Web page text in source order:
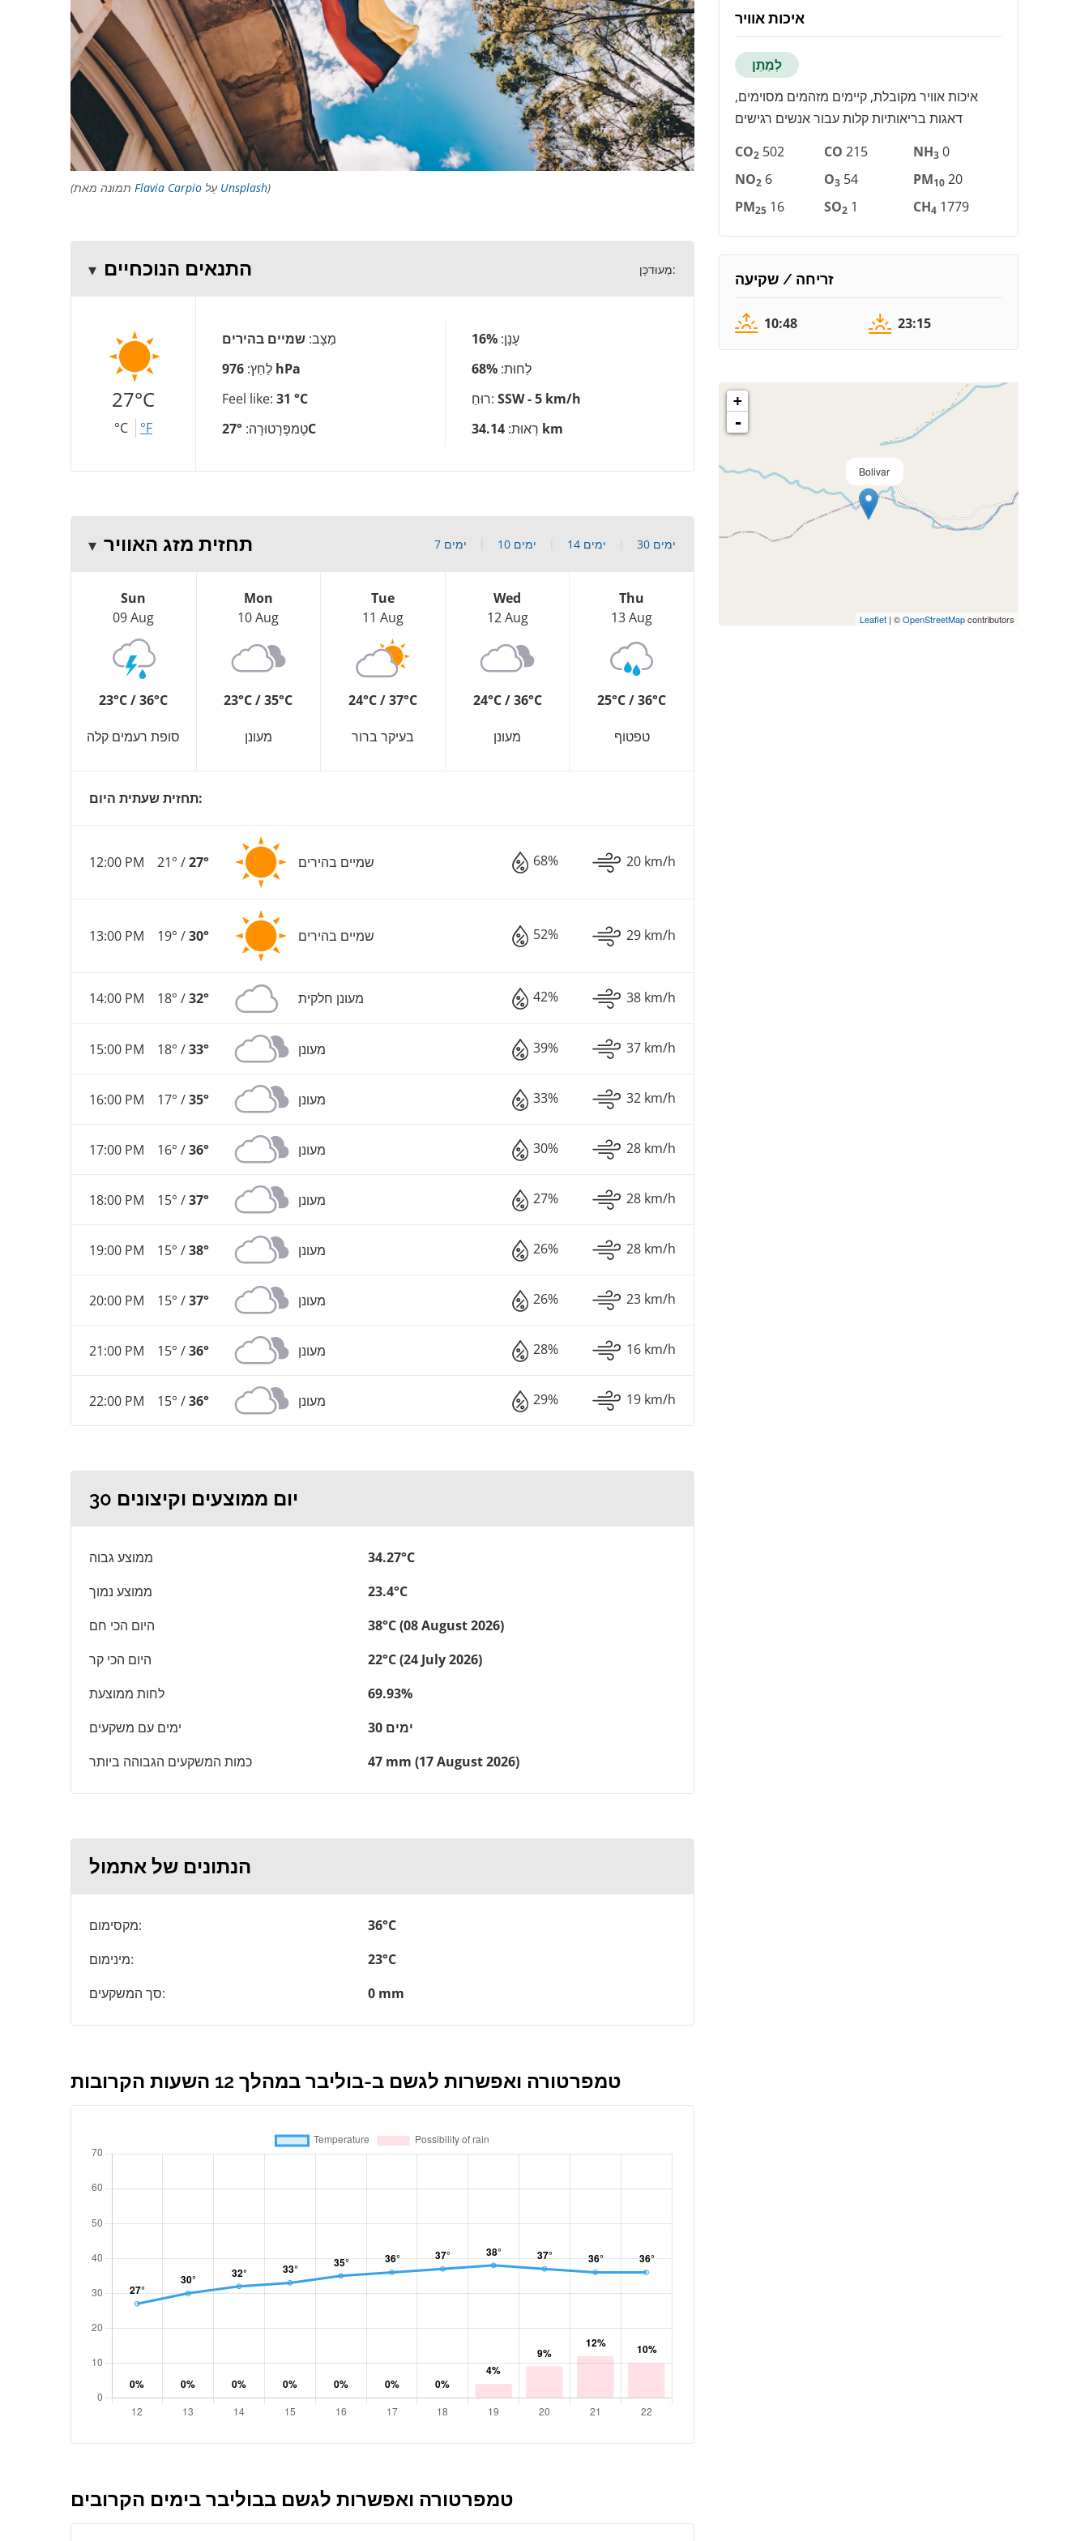
Flavia Carpio עַל Unsplash)
התנאים הנוכחיים מְעוּדכָּן:
27°C
°C °F
מַצָב: שמיים בהירים
לַחַץ: 976 hPa
Feel like: 31 °C
טֶמפֶּרָטוּרָה:27°C
עָנָן: 16%
לַחוּת: 68%
רוּחַ: SSW - 5 km/h
רְאוּת: 34.14 km
תחזית מזג האוויר 7 ימים 10 ימים 14 ימים 30 ימים
Sun
09 Aug
23°C / 36°C
סופת רעמים קלה
Mon
10 Aug
23°C / 35°C
מעונן
Tue
11 Aug
24°C / 37°C
בעיקר ברור
Wed
12 Aug
24°C / 36°C
מעונן
Thu
13 Aug
25°C / 36°C
טפטוף
תחזית שעתית היום:
12:00 PM 21° /27° שמיים בהירים 68% 20 km/h
13:00 PM 19° /30° שמיים בהירים 52% 29 km/h
14:00 PM 18° /32° מעונן חלקית 42% 38 km/h
15:00 PM 18° /33° מעונן 39% 37 km/h
16:00 PM 17° /35° מעונן 33% 32 km/h
17:00 PM 16° /36° מעונן 30% 28 km/h
18:00 PM 15° /37° מעונן 27% 28 km/h
19:00 PM 15° /38° מעונן 26% 28 km/h
20:00 PM 15° /37° מעונן 26% 23 km/h
21:00 PM 15° /36° מעונן 28% 16 km/h
22:00 PM 15° /36° מעונן 29% 19 km/h
30 יום ממוצעים וקיצונים
ממוצע גבוה
34.27°C
ממוצע נמוך
23.4°C
היום הכי חם
38°C (08 August 2026)
היום הכי קר
22°C (24 July 2026)
לחות ממוצעת
69.93%
ימים עם משקעים
30 ימים
כמות המשקעים הגבוהה ביותר
47 mm (17 August 2026)
הנתונים של אתמול
מקסימום:
36°C
מינימום:
23°C
סך המשקעים:
0 mm
טמפרטורה ואפשרות לגשם ב-בוליבר במהלך 12 השעות הקרובות
טמפרטורה ואפשרות לגשם בבוליבר בימים הקרובים
איכות אוויר
לְמַתֵן
איכות אוויר מקובלת, קיימים מזהמים מסוימים,
דאגות בריאותיות קלות עבור אנשים רגישים
CO2 502 CO 215 NH3 0
NO2 6 O3 54 PM10 20
PM25 16 SO2 1 CH4 1779
זריחה / שקיעה
10:48 23:15
Bolivar
+
-
Leaflet | ©OpenStreetMapcontributors